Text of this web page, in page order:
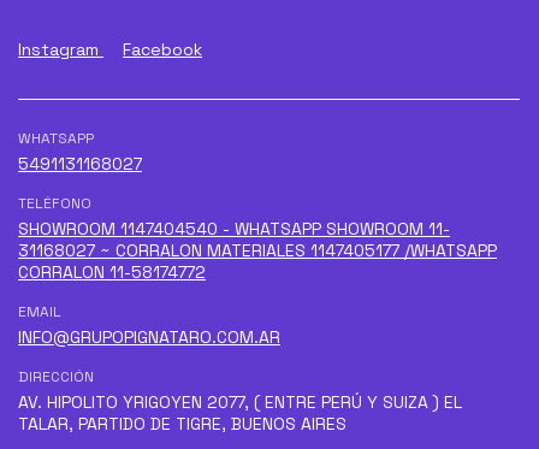
Instagram Facebook
WHATSAPP
5491131168027
TELÉFONO
SHOWROOM 1147404540 - WHATSAPP SHOWROOM 11-
31168027 ~ CORRALON MATERIALES 1147405177 /WHATSAPP
CORRALON 11-58174772
EMAIL
INFO@GRUPOPIGNATARO.COM.AR
DIRECCIÓN
AV. HIPOLITO YRIGOYEN 2077, ( ENTRE PERÚ Y SUIZA ) EL
TALAR, PARTIDO DE TIGRE, BUENOS AIRES